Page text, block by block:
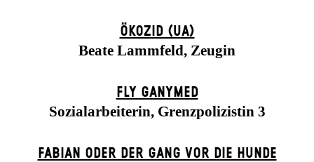
ÖKOZID (UA)
Beate Lammfeld, Zeugin
FLY GANYMED
Sozialarbeiterin, Grenzpolizistin 3
FABIAN ODER DER GANG VOR DIE HUNDE